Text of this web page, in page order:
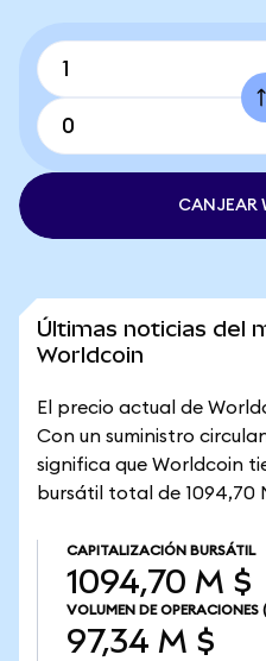
CANJEAR
Últimas noticias del
Worldcoin
El precio actual de
Con un suministro
significa que Worldcoin
bursátil total de 1094,70
CAPITALIZACIÓN BURSÁTIL
1094,70 M $
VOLUMEN DE OPERACIONES
97,34 M $